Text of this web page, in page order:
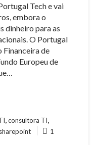
Tech e vai
embora o
dinheiro para as
O Portugal
Financeira de
Europeu de
consultora TI
sharepoint
1